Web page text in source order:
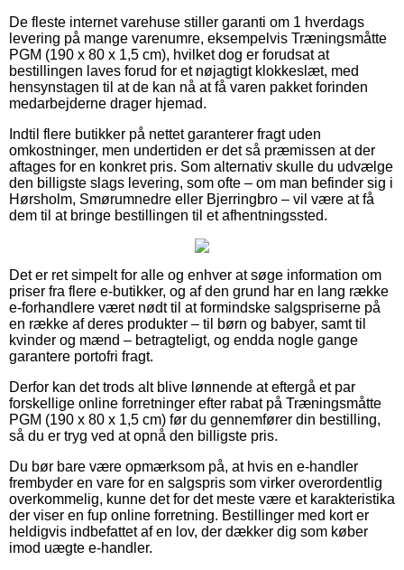
De fleste internet varehuse stiller garanti om 1 hverdags
levering på mange varenumre, eksempelvis Træningsmåtte
PGM (190 x 80 x 1,5 cm), hvilket dog er forudsat at
bestillingen laves forud for et nøjagtigt klokkeslæt, med
hensynstagen til at de kan nå at få varen pakket forinden
medarbejderne drager hjemad.
Indtil flere butikker på nettet garanterer fragt uden
omkostninger, men undertiden er det så præmissen at der
aftages for en konkret pris. Som alternativ skulle du udvælge
den billigste slags levering, som ofte – om man befinder sig i
Hørsholm, Smørumnedre eller Bjerringbro – vil være at få
dem til at bringe bestillingen til et afhentningssted.
Det er ret simpelt for alle og enhver at søge information om
priser fra flere e-butikker, og af den grund har en lang række
e-forhandlere været nødt til at formindske salgspriserne på
en række af deres produkter – til børn og babyer, samt til
kvinder og mænd – betragteligt, og endda nogle gange
garantere portofri fragt.
Derfor kan det trods alt blive lønnende at eftergå et par
forskellige online forretninger efter rabat på Træningsmåtte
PGM (190 x 80 x 1,5 cm) før du gennemfører din bestilling,
så du er tryg ved at opnå den billigste pris.
Du bør bare være opmærksom på, at hvis en e-handler
frembyder en vare for en salgspris som virker overordentlig
overkommelig, kunne det for det meste være et karakteristika
der viser en fup online forretning. Bestillinger med kort er
heldigvis indbefattet af en lov, der dækker dig som køber
imod uægte e-handler.